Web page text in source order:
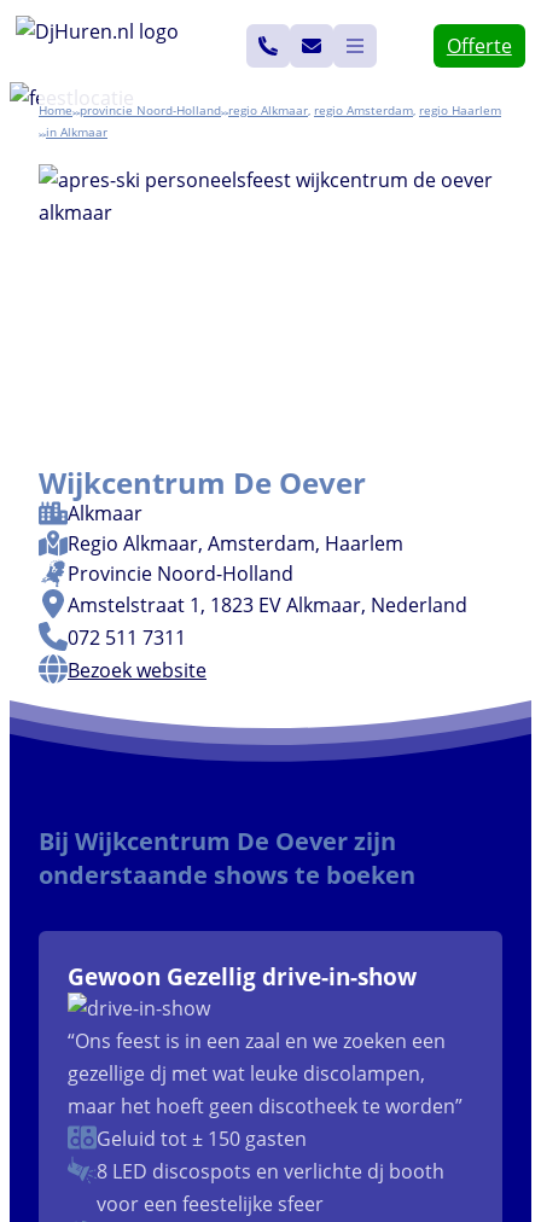
Ga
de
inhoud
Offerte
Home>> Noord-Holland>> Alkmaar, Amsterdam, Haarlem
>> Alkmaar
Wijkcentrum De Oever
Alkmaar
Regio Alkmaar, Amsterdam, Haarlem
Provincie Noord-Holland
Amstelstraat 1, 1823 EV Alkmaar, Nederland
072 511 7311
Bezoek website
Bij Wijkcentrum De Oever zijn
onderstaande shows te boeken
Gewoon Gezellig drive-in-show
“Ons feest is in een zaal en we zoeken een
gezellige dj met wat leuke discolampen,
maar het hoeft geen discotheek te worden”
Geluid tot ± 150 gasten
8 LED discospots en verlichte dj booth
voor een feestelijke sfeer